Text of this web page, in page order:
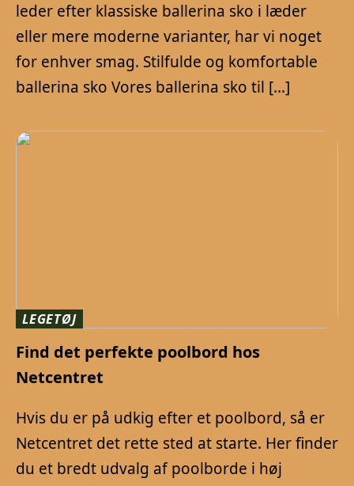
leder efter klassiske ballerina sko i læder
eller mere moderne varianter, har vi noget
for enhver smag. Stilfulde og komfortable
ballerina sko Vores ballerina sko til […]
LEGETØJ
Find det perfekte poolbord hos
Netcentret
Hvis du er på udkig efter et poolbord, så er
Netcentret det rette sted at starte. Her finder
du et bredt udvalg af poolborde i høj